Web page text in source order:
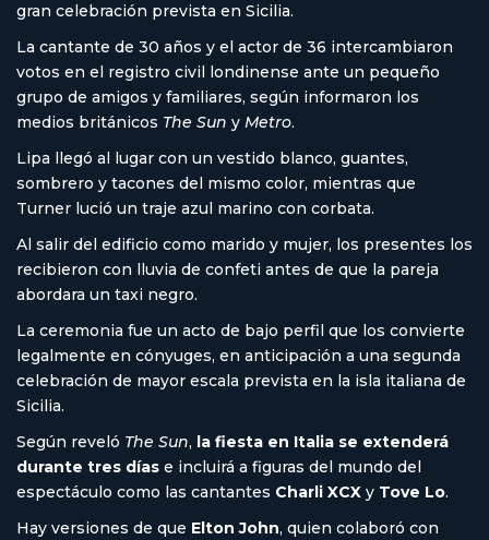
gran celebración prevista en Sicilia.
La cantante de 30 años y el actor de 36 intercambiaron
votos en el registro civil londinense ante un pequeño
grupo de amigos y familiares, según informaron los
medios británicos The Sun y Metro.
Lipa llegó al lugar con un vestido blanco, guantes,
sombrero y tacones del mismo color, mientras que
Turner lució un traje azul marino con corbata.
Al salir del edificio como marido y mujer, los presentes los
recibieron con lluvia de confeti antes de que la pareja
abordara un taxi negro.
La ceremonia fue un acto de bajo perfil que los convierte
legalmente en cónyuges, en anticipación a una segunda
celebración de mayor escala prevista en la isla italiana de
Sicilia.
Según reveló The Sun, la fiesta en Italia se extenderá
durante tres días e incluirá a figuras del mundo del
espectáculo como las cantantes Charli XCX y Tove Lo.
Hay versiones de que Elton John, quien colaboró con